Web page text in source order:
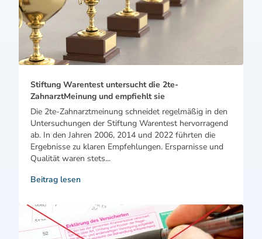
Stiftung Warentest untersucht die 2te-
ZahnarztMeinung und empfiehlt sie
Die 2te-Zahnarztmeinung schneidet regelmäßig in den
Untersuchungen der Stiftung Warentest hervorragend
ab. In den Jahren 2006, 2014 und 2022 führten die
Ergebnisse zu klaren Empfehlungen. Ersparnisse und
Qualität waren stets...
Beitrag lesen